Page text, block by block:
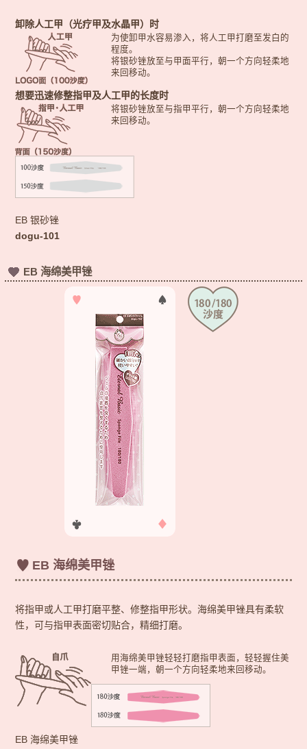
卸除人工甲（光疗甲及水晶甲）时
为使卸甲水容易渗入，将人工甲打磨至发白的
程度。
将银砂锉放至与甲面平行，朝一个方向轻柔地
来回移动。
想要迅速修整指甲及人工甲的长度时
将银砂锉放至与指甲平行，朝一个方向轻柔地
来回移动。
EB 银砂锉
dogu-101
EB 海绵美甲锉
EB 海绵美甲锉
将指甲或人工甲打磨平整、修整指甲形状。海绵美甲锉具有柔软
性，可与指甲表面密切贴合，精细打磨。
用海绵美甲锉轻轻打磨指甲表面，轻轻握住美
甲锉一端，朝一个方向轻柔地来回移动。
EB 海绵美甲锉